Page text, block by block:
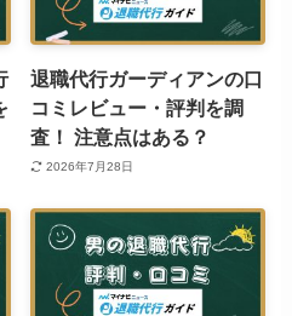
退職代行ガーディアンの口
コミレビュー・評判を調
査！ 注意点はある？
2026年7月28日